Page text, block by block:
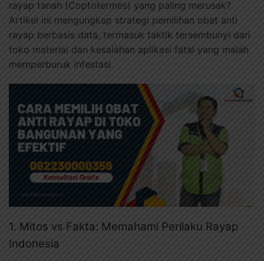
rayap tanah (Coptotermes) yang paling merusak?
Artikel ini mengungkap strategi pemilihan obat anti
rayap berbasis data, termasuk taktik tersembunyi dari
toko material dan kesalahan aplikasi fatal yang malah
memperburuk infestasi.
1. Mitos vs Fakta: Memahami Perilaku Rayap
Indonesia